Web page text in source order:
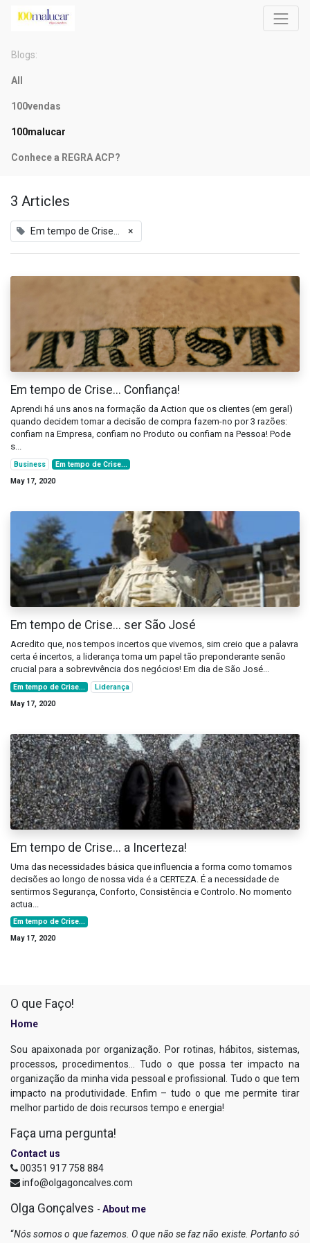
Blogs:
All
100vendas
100malucar
Conhece a REGRA ACP?
3 Articles
Em tempo de Crise... ×
Em tempo de Crise... Confiança!
Aprendi há uns anos na formação da Action que os clientes (em geral)
quando decidem tomar a decisão de compra fazem-no por 3 razões:
confiam na Empresa, confiam no Produto ou confiam na Pessoa! Pode
s...
Business
Em tempo de Crise...
May 17, 2020
Em tempo de Crise... ser São José
Acredito que, nos tempos incertos que vivemos, sim creio que a palavra
certa é incertos, a liderança toma um papel tão preponderante senão
crucial para a sobrevivência dos negócios! Em dia de São José...
Em tempo de Crise...
Liderança
May 17, 2020
Em tempo de Crise... a Incerteza!
Uma das necessidades básica que influencia a forma como tomamos
decisões ao longo de nossa vida é a CERTEZA. É a necessidade de
sentirmos Segurança, Conforto, Consistência e Controlo. No momento
actua...
Em tempo de Crise...
May 17, 2020
O que Faço!
Home
Sou apaixonada por organização. Por rotinas, hábitos, sistemas,
processos, procedimentos… Tudo o que possa ter impacto na
organização da minha vida pessoal e profissional. Tudo o que tem
impacto na produtividade. Enfim – tudo o que me permite tirar
melhor partido de dois recursos tempo e energia!
Faça uma pergunta!
Contact us
00351 917 758 884
info@olgagoncalves.com
Olga Gonçalves - About me
“Nós somos o que fazemos. O que não se faz não existe. Portanto só